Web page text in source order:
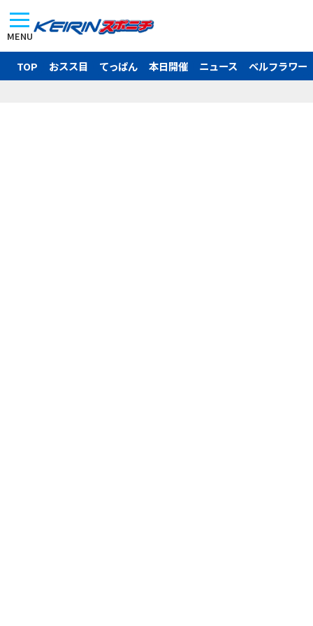
MENU
TOP おスス目 てっぱん 本日開催 ニュース ベルフラワー